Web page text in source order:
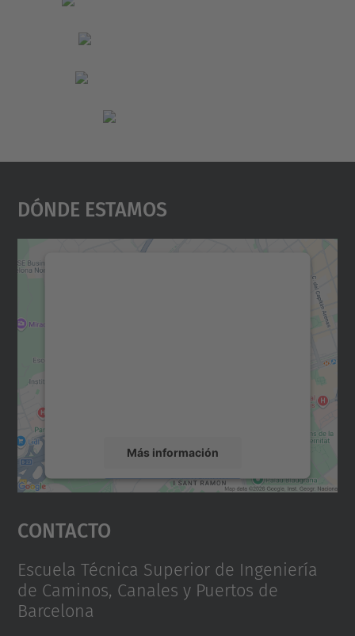
Dónde Estamos
Más información
Aceptar
powered by
Contacto
Escuela Técnica Superior de Ingeniería
de Caminos, Canales y Puertos de
Barcelona